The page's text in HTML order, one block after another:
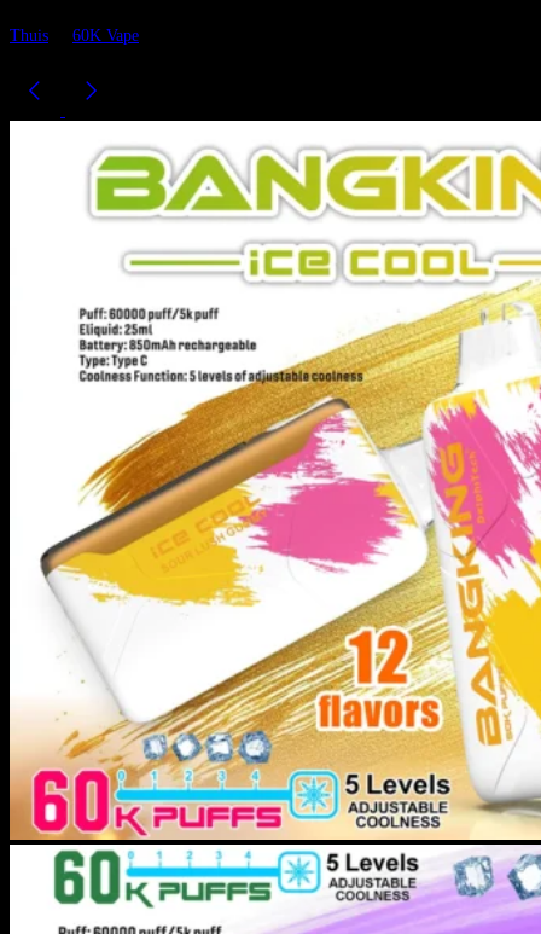
Thuis 60K Vape